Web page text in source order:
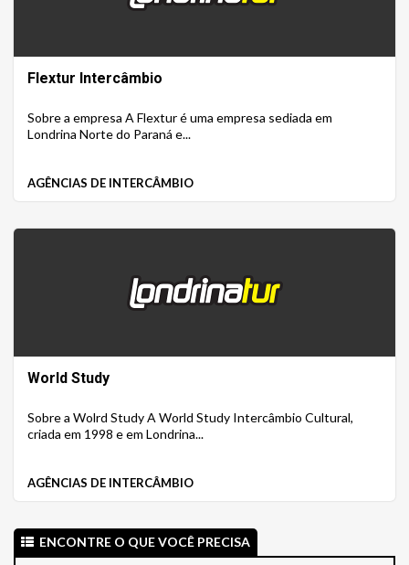
Flextur Intercâmbio
Sobre a empresa A Flextur é uma empresa sediada em
Londrina Norte do Paraná e...
AGÊNCIAS DE INTERCÂMBIO
World Study
Sobre a Wolrd Study A World Study Intercâmbio Cultural,
criada em 1998 e em Londrina...
AGÊNCIAS DE INTERCÂMBIO
ENCONTRE O QUE VOCÊ PRECISA